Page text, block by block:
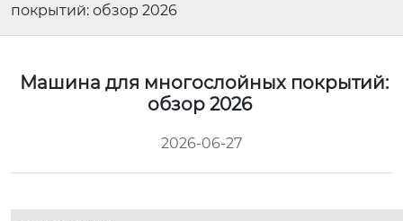
покрытий: обзор 2026
Машина для многослойных покрытий:
обзор 2026
2026-06-27